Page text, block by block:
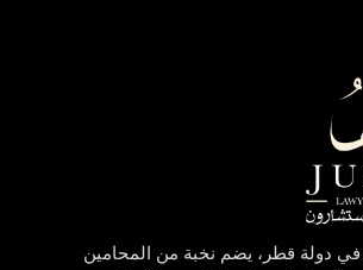
في دولة قطر، يضم نخبة من المحامين